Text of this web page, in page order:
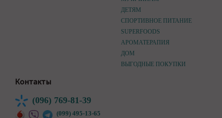
ДЕТЯМ
СПОРТИВНОЕ ПИТАНИЕ
SUPERFOODS
АРОМАТЕРАПИЯ
ДОМ
ВЫГОДНЫЕ ПОКУПКИ
Контакты
(096) 769-81-39
(099) 495-13-65